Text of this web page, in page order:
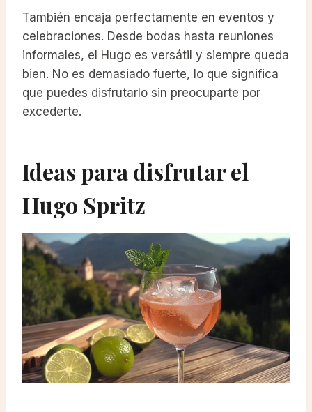
También encaja perfectamente en eventos y
celebraciones. Desde bodas hasta reuniones
informales, el Hugo es versátil y siempre queda
bien. No es demasiado fuerte, lo que significa
que puedes disfrutarlo sin preocuparte por
excederte.
Ideas para disfrutar el
Hugo Spritz